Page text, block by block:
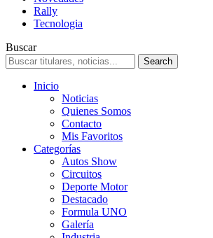
Rally
Tecnologia
Buscar
Inicio
Noticias
Quienes Somos
Contacto
Mis Favoritos
Categorías
Autos Show
Circuitos
Deporte Motor
Destacado
Formula UNO
Galería